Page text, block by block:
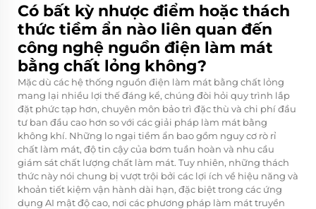
Có bất kỳ nhược điểm hoặc thách
thức tiềm ẩn nào liên quan đến
công nghệ nguồn điện làm mát
bằng chất lỏng không?
Mặc dù các hệ thống nguồn điện làm mát bằng chất lỏng
mang lại nhiều lợi thế đáng kể, chúng đòi hỏi quy trình lắp
đặt phức tạp hơn, chuyên môn bảo trì đặc thù và chi phí đầu
tư ban đầu cao hơn so với các giải pháp làm mát bằng
không khí. Những lo ngại tiềm ẩn bao gồm nguy cơ rò rỉ
chất làm mát, độ tin cậy của bơm tuần hoàn và nhu cầu
giám sát chất lượng chất làm mát. Tuy nhiên, những thách
thức này nói chung bị vượt trội bởi các lợi ích về hiệu năng và
khoản tiết kiệm vận hành dài hạn, đặc biệt trong các ứng
dụng AI mật độ cao, nơi các phương pháp làm mát truyền